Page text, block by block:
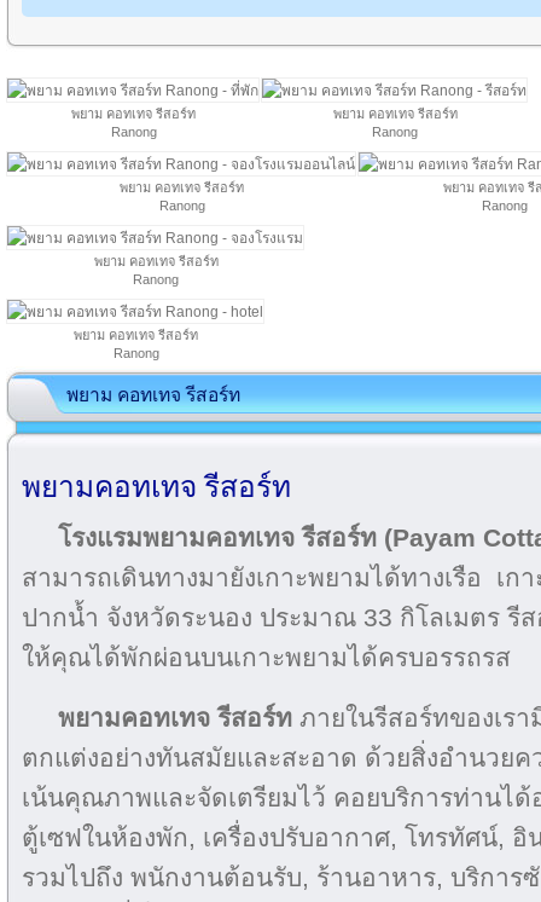
พยาม คอทเทจ รีสอร์ท
Ranong
พยาม คอทเทจ รีสอร์ท
Ranong
พยาม คอทเทจ รีสอร์ท
Ranong
พยาม คอทเทจ รี
Ranong
พยาม คอทเทจ รีสอร์ท
Ranong
พยาม คอทเทจ รีสอร์ท
Ranong
พยาม คอทเทจ รีสอร์ท
พยามคอทเทจ รีสอร์ท
โรงแรมพยามคอทเทจ รีสอร์ท (Payam
สามารถเดินทางมายังเกาะพยามได้ทางเรือ เก
ปากน้ำ จังหวัดระนอง ประมาณ 33 กิโลเมตร รี
ให้คุณได้พักผ่อนบนเกาะพยามได้ครบอรรถรส
พยามคอทเทจ รีสอร์ท ภายในรีสอร์ทของเร
ตกแต่งอย่างทันสมัยและสะอาด ด้วยสิ่งอำนวย
เน้นคุณภาพและจัดเตรียมไว้ คอยบริการท่านได้
ตู้เซฟในห้องพัก, เครื่องปรับอากาศ, โทรทัศน์, อิ
รวมไปถึง พนักงานต้อนรับ, ร้านอาหาร, บริกา